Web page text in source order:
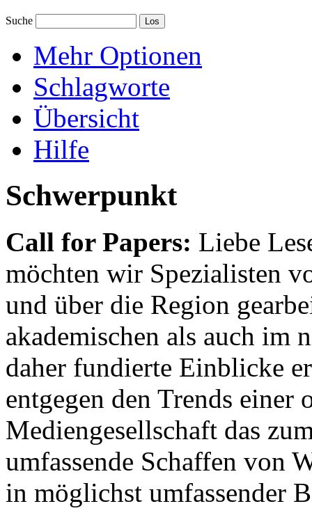
Suche
Mehr Optionen
Schlagworte
Übersicht
Hilfe
Schwerpunkt
Call for Papers: Liebe
möchten wir Spezialisten
und über die Region
akademischen als auch im
daher fundierte Einblicke
entgegen den Trends einer
Mediengesellschaft das
umfassende Schaffen von
in möglichst umfassender